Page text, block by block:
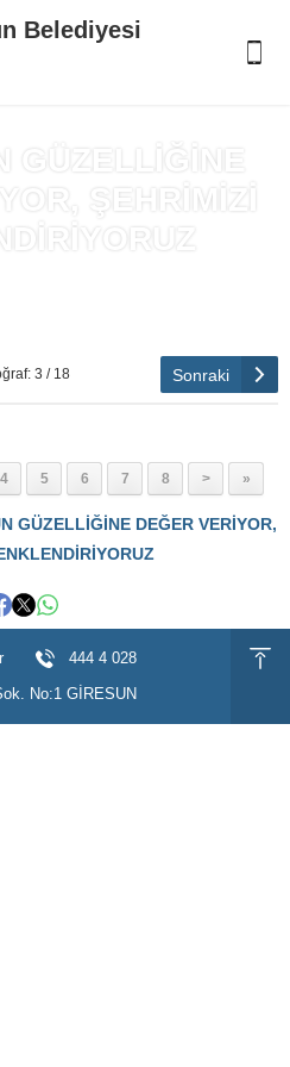
GÜZELLİĞİNE
ŞEHRİMİZİ
3 / 18 Sonraki
4 5 6 7 8 > »
GÜZELLİĞİNE DEĞER VERİYOR,
444 4 028
No:1 GİRESUN